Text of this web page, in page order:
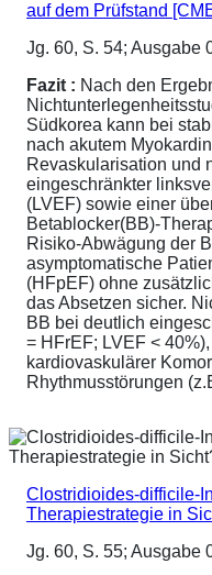
auf dem Prüfstand
Jg. 60, S. 54; Ausgabe
Fazit : Nach den
Südkorea kann bei
nach akutem
Revaskularisation und
eingeschränkter
(LVEF) sowie einer
Betablocker(BB)-
Risiko-Abwägung der
asymptomatische
(HFpEF) ohne
das Absetzen sicher.
BB bei deutlich
= HFrEF; LVEF <
kardiovaskulärer
Rhythmusstörungen
Clostridioides-difficile-
Therapiestrategie in
Jg. 60, S. 55; Ausgabe